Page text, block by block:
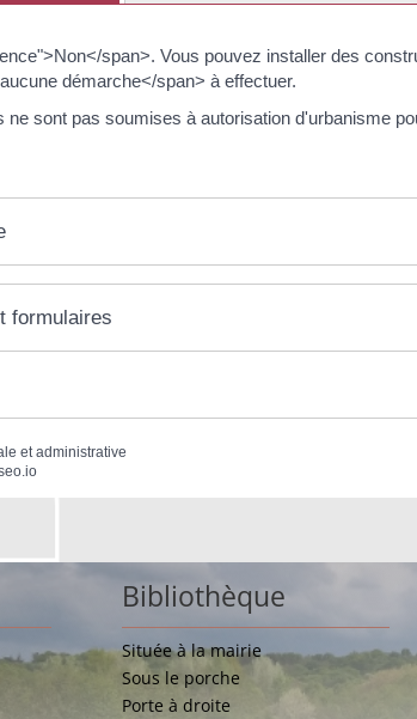
span>. Vous pouvez installer des
démarche</span> à effectuer.
ne sont pas soumises à autorisation d'urbanisme
formulaires
et administrative
Bibliothèque
Située à la mairie
Sous le porche
Porte à droite